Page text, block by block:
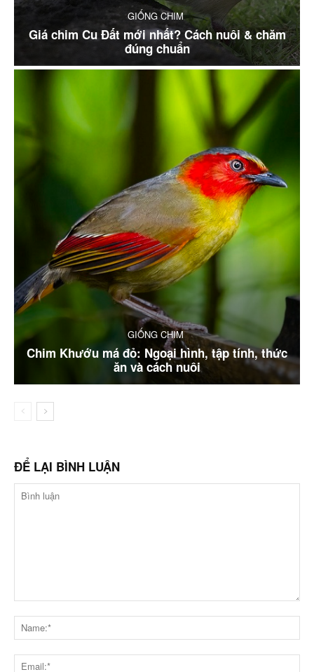
GIỐNG CHIM
Giá chim Cu Đất mới nhất? Cách nuôi & chăm
đúng chuẩn
GIỐNG CHIM
Chim Khướu má đỏ: Ngoại hình, tập tính, thức
ăn và cách nuôi
ĐỂ LẠI BÌNH LUẬN
luận